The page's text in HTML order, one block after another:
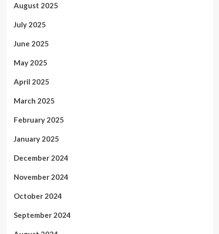
August 2025
July 2025
June 2025
May 2025
April 2025
March 2025
February 2025
January 2025
December 2024
November 2024
October 2024
September 2024